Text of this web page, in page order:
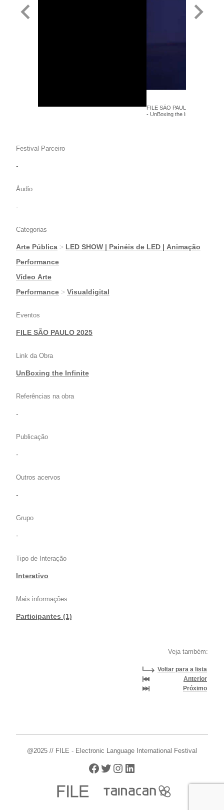
FILE SÃO PAULO 2025 -
- UnBoxing the Infinite - Led
Festival Parceiro
-
Áudio
-
Categorias
Arte Pública > LED SHOW | Painéis de LED | Animação
|Performance
|Vídeo Arte
|Performance > Visualdigital
Eventos
FILE SÃO PAULO 2025
Link da Obra
UnBoxing the Infinite
Referências na obra
-
Publicação
-
Outros acervos
-
Grupo
-
Tipo de Interação
Interativo
Mais informações
Participantes (1)
Veja também:
Voltar para a lista
Anterior
Próximo
@2025 // FILE - Electronic Language International Festival
Facebook
Twitter
Instagram
LinkedIn